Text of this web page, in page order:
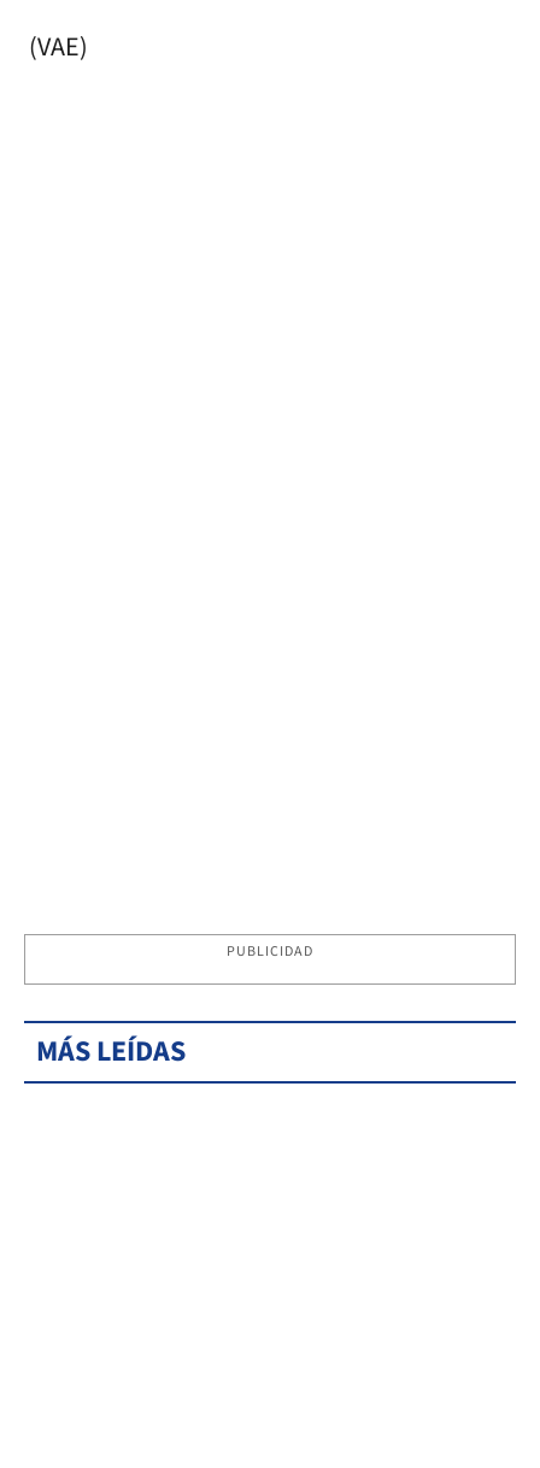
(VAE)
PUBLICIDAD
MÁS LEÍDAS